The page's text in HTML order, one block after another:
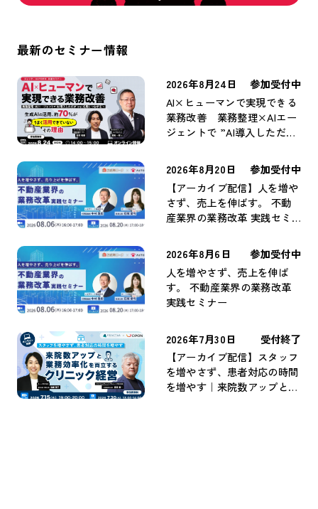
最新のセミナー情報
2026年8月24日
参加受付中
AI×ヒューマンで実現できる
業務改善 業務整理×AIエー
ジェントで ”AI導入しただ
2026年8月20日
参加受付中
【アーカイブ配信】人を増や
さず、売上を伸ばす。 不動
産業界の業務改革 実践セミ
2026年8月6日
参加受付中
人を増やさず、売上を伸ば
す。 不動産業界の業務改革
実践セミナー
2026年7月30日
受付終了
【アーカイブ配信】スタッフ
を増やさず、患者対応の時間
を増やす｜来院数アップと業